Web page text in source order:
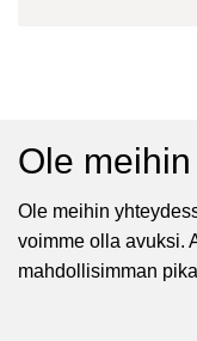
Ole
Ole meihin
voimme olla avuksi.
mahdollisimman